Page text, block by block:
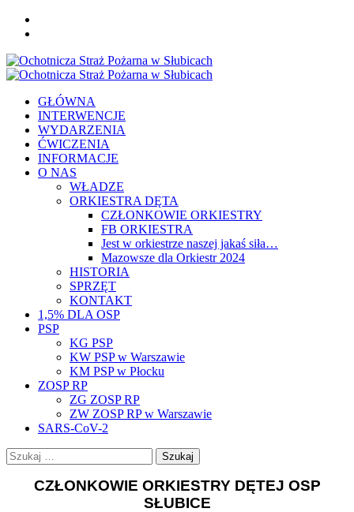
Skip
Primary
GŁÓWNA
INTERWENCJE
WYDARZENIA
ĆWICZENIA
INFORMACJE
O NAS
WŁADZE
ORKIESTRA DĘTA
CZŁONKOWIE ORKIESTRY
FB ORKIESTRA
Jest w orkiestrze naszej jakaś siła…
Mazowsze dla Orkiestr 2024
HISTORIA
SPRZĘT
KONTAKT
1,5% DLA OSP
PSP
KG PSP
KW PSP w Warszawie
KM PSP w Płocku
ZOSP RP
ZG ZOSP RP
ZW ZOSP RP w Warszawie
SARS-CoV-2
Szukaj:
CZŁONKOWIE ORKIESTRY DĘTEJ OSP
SŁUBICE